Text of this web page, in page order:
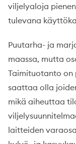
viljelyaloja
tulevana
Puutarha- ja
maassa, mutta
Taimituotanto on
saattaa olla
mikä aiheuttaa
laitteiden